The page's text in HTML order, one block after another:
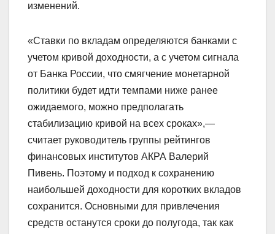
изменений.
«Ставки по вкладам определяются банками с
учетом кривой доходности, а с учетом сигнала
от Банка России, что смягчение монетарной
политики будет идти темпами ниже ранее
ожидаемого, можно предполагать
стабилизацию кривой на всех сроках»,—
считает руководитель группы рейтингов
финансовых институтов АКРА Валерий
Пивень. Поэтому и подход к сохранению
наибольшей доходности для коротких вкладов
сохранится. Основными для привлечения
средств останутся сроки до полугода, так как